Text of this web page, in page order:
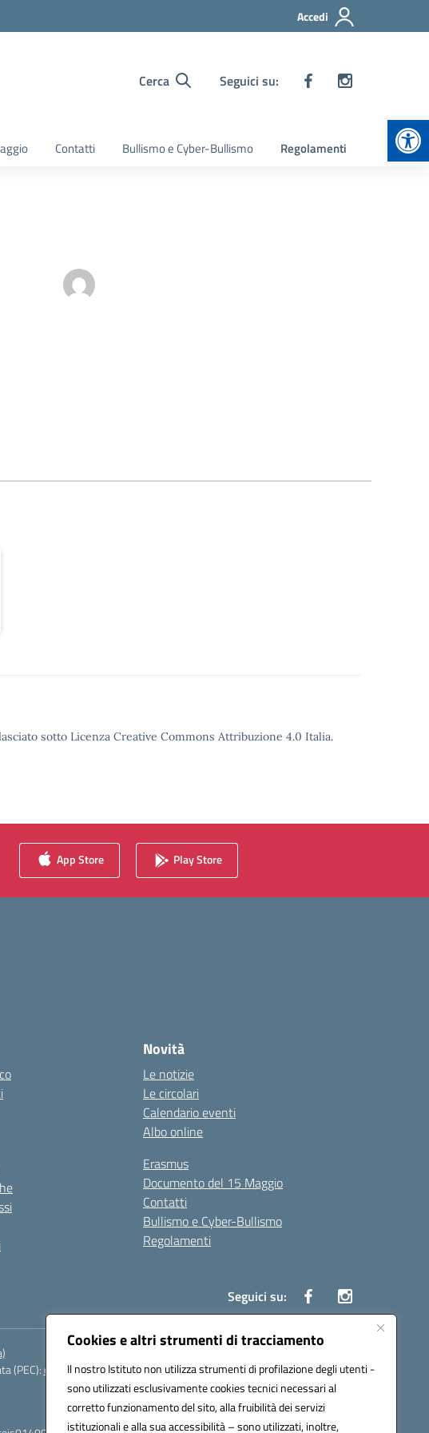
Cookies e altri strumenti di tracciamento
Il nostro Istituto non utilizza strumenti di profilazione degli utenti -
sono utilizzati esclusivamente cookies tecnici necessari al
corretto funzionamento del sito, alla fruibilità dei servizi
istituzionali e alla sua accessibilità – sono utilizzati, inoltre,
Accedi
Cerca Seguici su:
Contatti Bullismo e Cyber-Bullismo Regolamenti
sotto Licenza Creative Commons Attribuzione 4.0 Italia.
App Store Play Store
Novità
Le notizie
Le circolari
Calendario eventi
Albo online
Erasmus
Documento del 15 Maggio
Contatti
Bullismo e Cyber-Bullismo
Regolamenti
Seguici su:
(PEC):ceis014005@pec.istruzione.it